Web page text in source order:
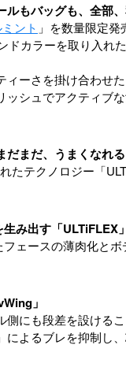
ルもバッグも、全部
ント 」を数量限定発
ドカラーを取り入れ
ーさを掛け合わせた
シュでアクティブ
まだ、うまくなれる
たテクノロジー「
み出す「ULTiFLEX」
ェースの薄肉化と
」
にも段差を設ける
よるブレを抑制し